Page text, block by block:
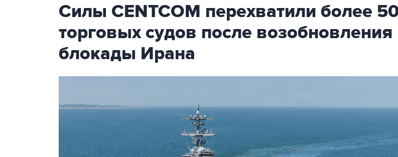
Силы CENTCOM перехватили более
торговых судов после возобновления
блокады Ирана